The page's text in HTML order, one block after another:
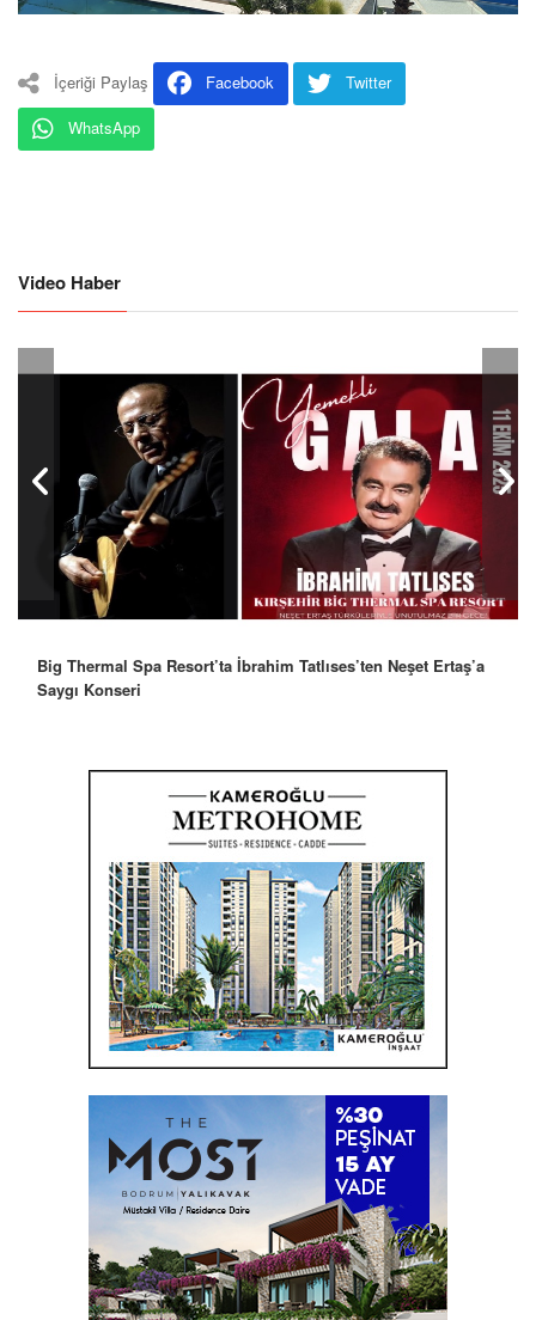
İçeriği Paylaş Facebook
Twitter
WhatsApp
Video Haber
Robbie Williams’tan İstanbul’a Mesaj: “Unutulmaz Bir Gece
Olacak”